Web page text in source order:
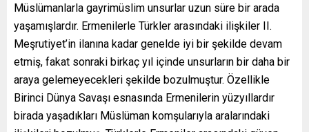
Müslümanlarla gayrimüslim unsurlar uzun süre bir arada
yaşamışlardır. Ermenilerle Türkler arasındaki ilişkiler II.
Meşrutiyet’in ilanına kadar genelde iyi bir şekilde devam
etmiş, fakat sonraki birkaç yıl içinde unsurların bir daha bir
araya gelemeyecekleri şekilde bozulmuştur. Özellikle
Birinci Dünya Savaşı esnasında Ermenilerin yüzyıllardır
birada yaşadıkları Müslüman komşularıyla aralarındaki